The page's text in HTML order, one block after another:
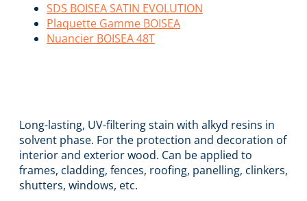
SDS BOISEA SATIN EVOLUTION
Plaquette Gamme BOISEA
Nuancier BOISEA 48T
Long-lasting, UV-filtering stain with alkyd resins in
solvent phase. For the protection and decoration of
interior and exterior wood. Can be applied to
frames, cladding, fences, roofing, panelling, clinkers,
shutters, windows, etc.